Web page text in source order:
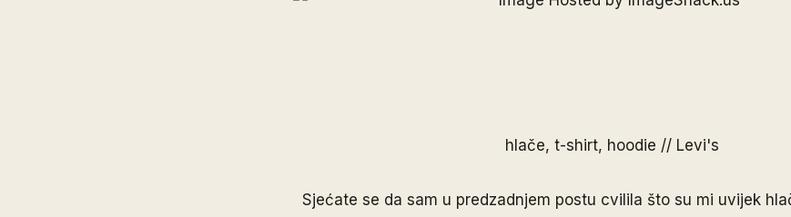
hlače, t-shirt, hoodie // Levi's
Sjećate se da sam u predzadnjem postu cvilila što su mi uvijek